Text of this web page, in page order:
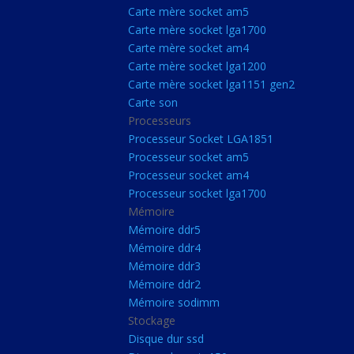
Carte Mère Socket
Carte mère socket am5
Carte mère socket
Carte mère socket am4
Carte mère socket
Carte son
Processeurs
Carte mère socket am5
Carte mère socket lga1700
Carte mère socket am4
Carte mère socket lga1200
Carte mère socket lga1151 gen2
Carte son
Processeurs
Processeur Socket LGA1851
Processeur socket am5
Processeur socket am4
Processeur socket lga1700
Mémoire
Mémoire ddr5
Mémoire ddr4
Mémoire ddr3
Mémoire ddr2
Mémoire sodimm
Stockage
Disque dur ssd